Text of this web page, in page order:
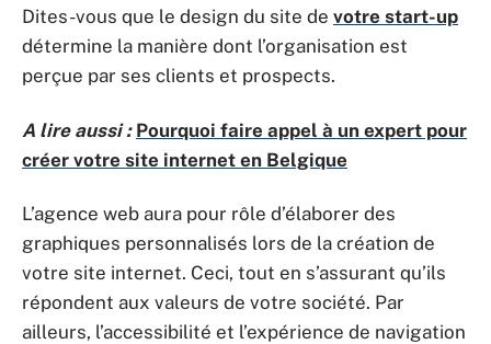
Dites-vous que le design du site de votre start-up
détermine la manière dont l’organisation est
perçue par ses clients et prospects.
A lire aussi : Pourquoi faire appel à un expert pour
créer votre site internet en Belgique
L’agence web aura pour rôle d’élaborer des
graphiques personnalisés lors de la création de
votre site internet. Ceci, tout en s’assurant qu’ils
répondent aux valeurs de votre société. Par
ailleurs, l’accessibilité et l’expérience de navigation